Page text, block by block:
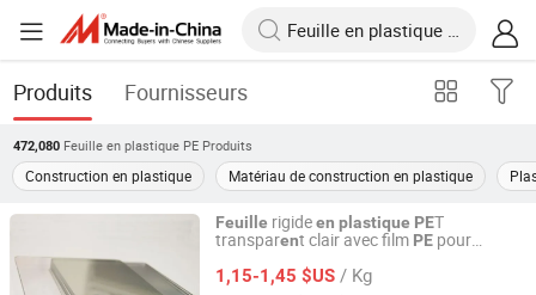
Produits Fournisseurs
472,080 Feuille en plastique PE Produits
Construction en plastique Matériau de construction en plastique
Feuille rigideen plastique PET
transparent clair avec film PE pour
1,15-1,45 $US / Kg
Changzhou Huisu Qinye Import & Export Co., Ltd.